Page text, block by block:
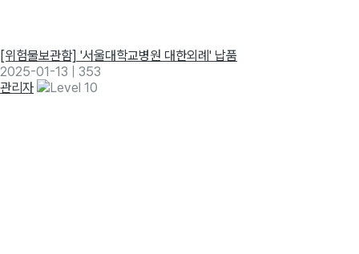
[위험물보관함] '서울대학교병원 대한외례' 납품
2025-01-13 | 353
관리자